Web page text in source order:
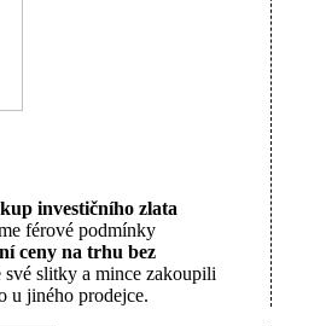
investičního zlata
férové podmínky
ceny na trhu bez
své slitky a mince zakoupili
u jiného prodejce.